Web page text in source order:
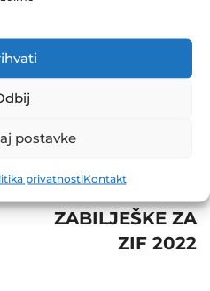
postavke
privatnostiKontakt
ZABILJEŠKE ZA
ZIF 2022